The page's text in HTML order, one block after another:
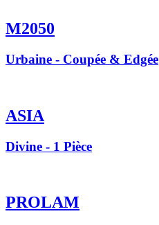
M2050
Urbaine - Coupée & Edgée
ASIA
Divine - 1 Pièce
PROLAM